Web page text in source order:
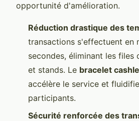
opportunité d'amélioration.
Réduction drastique des
transactions s'effectuent en
secondes, éliminant les files
et stands. Le bracelet
accélère le service et
participants.
Sécurité renforcée des